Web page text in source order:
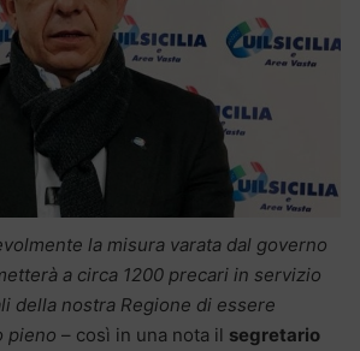
la misura varata dal governo
a circa 1200 precari in servizio
della nostra Regione di essere
pieno – così in una nota il segretario